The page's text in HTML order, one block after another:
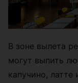
В зоне вылета
могут выпить
капучино,